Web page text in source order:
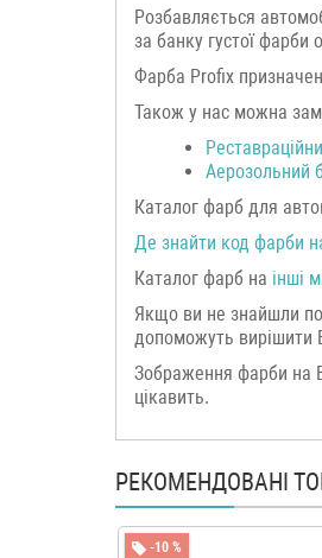
Розбавляється
за банку густої фарби
Фарба Profix
Також у нас можна
Р
Аерозольний
Каталог фарб для
Де знайти код фарби
Каталог фарб на інші
Якщо ви не знайшли
допоможуть вирішити
Зображення фарби на
цікавить.
РЕКОМЕНДОВАНІ
-10 %